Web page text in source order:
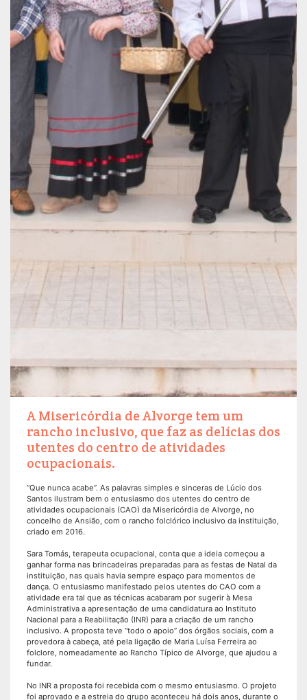
A Misericórdia de Alvorge tem um
rancho inclusivo, que faz as delícias dos
utentes do centro de atividades
ocupacionais.
“Que nunca acabe”. As palavras simples e sinceras de Lúcio dos
Santos ilustram bem o entusiasmo dos utentes do centro de
atividades ocupacionais (CAO) da Misericórdia de Alvorge, no
concelho de Ansião, com o rancho folclórico inclusivo da instituição,
criado em 2016.
Sara Tomás, terapeuta ocupacional, conta que a ideia começou a
ganhar forma nas brincadeiras preparadas para as festas de Natal da
instituição, nas quais havia sempre espaço para momentos de
dança. O entusiasmo manifestado pelos utentes do CAO com a
atividade era tal que as técnicas acabaram por sugerir à Mesa
Administrativa a apresentação de uma candidatura ao Instituto
Nacional para a Reabilitação (INR) para a criação de um rancho
inclusivo. A proposta teve “todo o apoio” dos órgãos sociais, com a
provedora à cabeça, até pela ligação de Maria Luísa Ferreira ao
folclore, nomeadamente ao Rancho Típico de Alvorge, que ajudou a
fundar.
No INR a proposta foi recebida com o mesmo entusiasmo. O projeto
foi aprovado e a estreia do grupo aconteceu há dois anos, durante o